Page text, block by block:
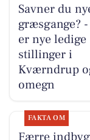
Savner du
græsgange?
er nye ledige
stillinger i
Kværndrup
omegn
FAKTA OM